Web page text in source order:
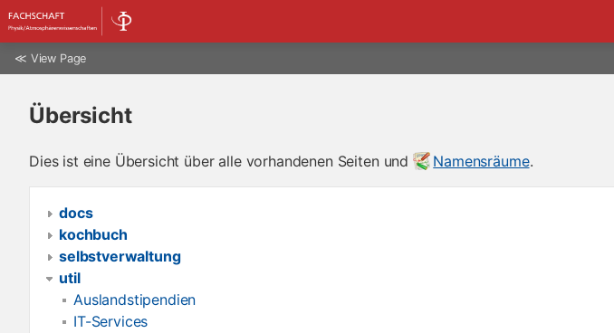
≪ View Page
Übersicht
Dies ist eine Übersicht über alle vorhandenen Seiten und Namensräume.
docs
kochbuch
selbstverwaltung
util
Auslandstipendien
IT-Services